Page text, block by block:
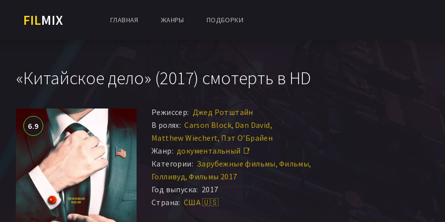
FILMIX ГЛАВНАЯ ЖАНРЫ ПОДБОРКИ
«Китайское дело» (2017) смотерть в HD
6.9
Режиссер: Джед Ротштайн
В ролях: Carson Block Dan David
Matthew Wiechert Пэт О’Брайен
Жанр: документальный 📑
Категории: Зарубежные фильмы Фильмы
Голливуд Фильмы 2017
Год выпуска: 2017
Страна: США 🇺🇸